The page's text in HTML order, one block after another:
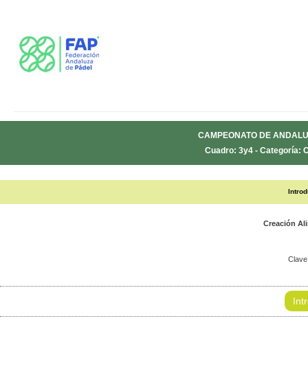
CAMPEONATO DE
Cuadro: 3y4 - Categoría:
Creación